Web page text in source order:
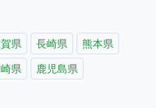
県 長崎県
熊本県
県 鹿児島県